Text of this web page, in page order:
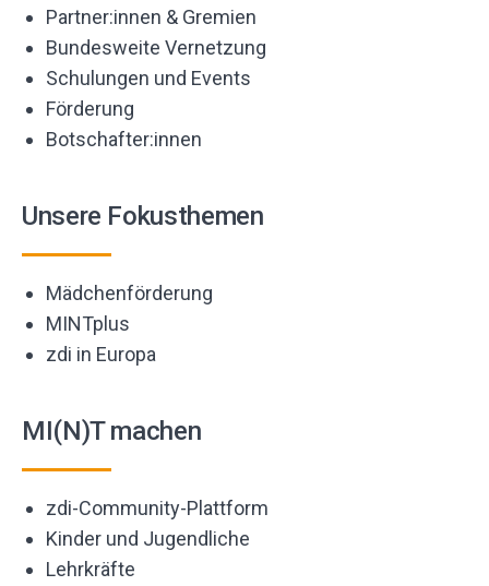
Partner:innen & Gremien
Bundesweite Vernetzung
Schulungen und Events
Förderung
Botschafter:innen
Unsere Fokusthemen
Mädchenförderung
MINTplus
zdi in Europa
MI(N)T machen
zdi-Community-Plattform
Kinder und Jugendliche
Lehrkräfte